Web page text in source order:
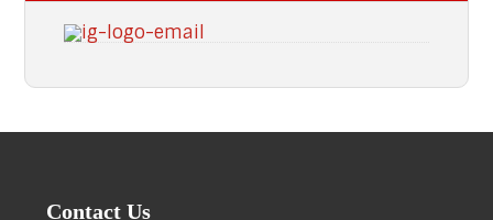
Contact Us